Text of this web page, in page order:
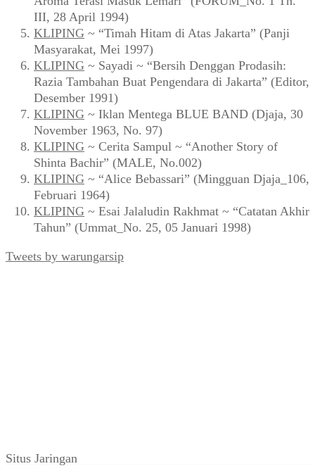
III, 28 April 1994)
KLIPING ~ “Timah Hitam di Atas Jakarta” (Panji
Masyarakat, Mei 1997)
KLIPING ~ Sayadi ~ “Bersih Denggan Prodasih:
Razia Tambahan Buat Pengendara di Jakarta” (Editor,
Desember 1991)
KLIPING ~ Iklan Mentega BLUE BAND (Djaja, 30
November 1963, No. 97)
KLIPING ~ Cerita Sampul ~ “Another Story of
Shinta Bachir” (MALE, No.002)
KLIPING ~ “Alice Bebassari” (Mingguan Djaja_106,
Februari 1964)
KLIPING ~ Esai Jalaludin Rakhmat ~ “Catatan Akhir
Tahun” (Ummat_No. 25, 05 Januari 1998)
Tweets by warungarsip
Situs Jaringan